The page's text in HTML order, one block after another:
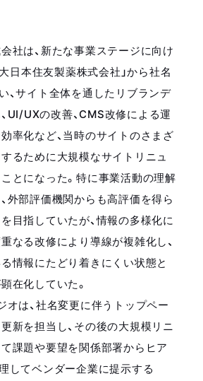
社は、新たな事業ステージに向け
日本住友製薬株式会社」から社名
、サイト全体を通したリブランデ
UI/UXの改善、CMS改修による運
率化など、当時のサイトのさまざ
るために大規模なサイトリニュ
とになった。特に事業活動の理解
外部評価機関からも高評価を得ら
目指していたが、情報の多様化に
なる改修により導線が複雑化し、
情報にたどり着きにくい状態と
在化していた。
オは、社名変更に伴うトップペー
新を担当し、その後の大規模リニ
課題や要望を関係部署からヒア
してベンダー企業に提示する